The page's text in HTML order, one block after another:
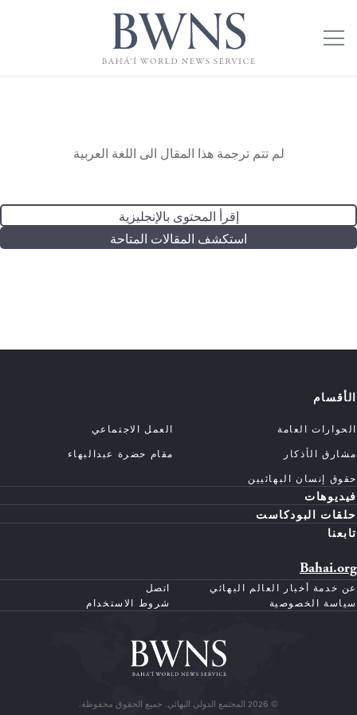
لم تتم ترجمة هذا المقال الى اللغة العربية
إقرأ المحتوى بالإنجليزية
استكشف المقالات المتاحة
الأقسام
الحوارات العامة
العمل الاجتماعي
مشارق الأذكار
مقام حضرة عبدالبهاء
حقوق إنسان البهائيين
فيديوهات
حلقات البودكاست
تابعنا
Bahai.org
عن خدمة أخبار العالم البهائي
اتصل
سياسة الخصوصية
شروط الاستخدام
© 2026 المجتمع الدولي البهائي. جميع الحقوق محفوظة.